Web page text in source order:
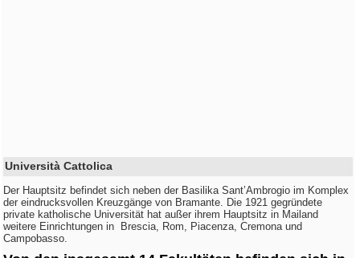
Università Cattolica
Der Hauptsitz befindet sich neben der Basilika Sant’Ambrogio im Komplex
der eindrucksvollen Kreuzgänge von Bramante. Die 1921 gegründete
private katholische Universität hat außer ihrem Hauptsitz in Mailand
weitere Einrichtungen in Brescia, Rom, Piacenza, Cremona und
Campobasso.